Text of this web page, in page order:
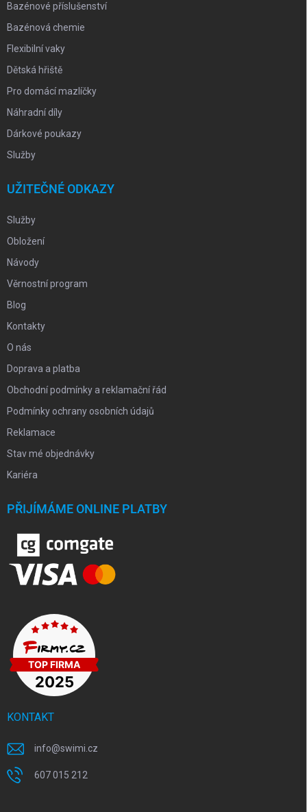
Bazénové příslušenství
Bazénová chemie
Flexibilní vaky
Dětská hřiště
Pro domácí mazlíčky
Náhradní díly
Dárkové poukazy
Služby
UŽITEČNÉ ODKAZY
Služby
Obložení
Návody
Věrnostní program
Blog
Kontakty
O nás
Doprava a platba
Obchodní podmínky a reklamační řád
Podmínky ochrany osobních údajů
Reklamace
Stav mé objednávky
Kariéra
PŘIJÍMÁME ONLINE PLATBY
KONTAKT
info@swimi.cz
607 015 212